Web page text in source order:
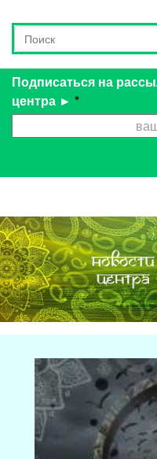
Форма поиска
Подписаться на
центра ► *